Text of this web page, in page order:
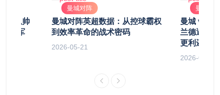
：瓜帅
蓝军
曼城对阵
曼城对阵英超数据：从控球霸权
到效率革命的战术密码
2026-05-21
曼城对
曼城 vs 切
兰德遇上“
更利还是
2026-04-12